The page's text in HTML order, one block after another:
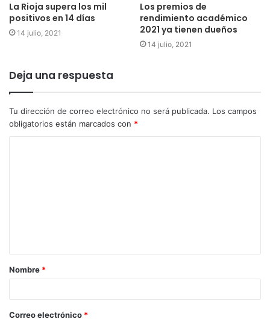
La Rioja supera los mil
positivos en 14 días
14 julio, 2021
Los premios de
rendimiento académico
2021 ya tienen dueños
14 julio, 2021
Deja una respuesta
Tu dirección de correo electrónico no será publicada. Los campos
obligatorios están marcados con *
Nombre *
Correo electrónico *